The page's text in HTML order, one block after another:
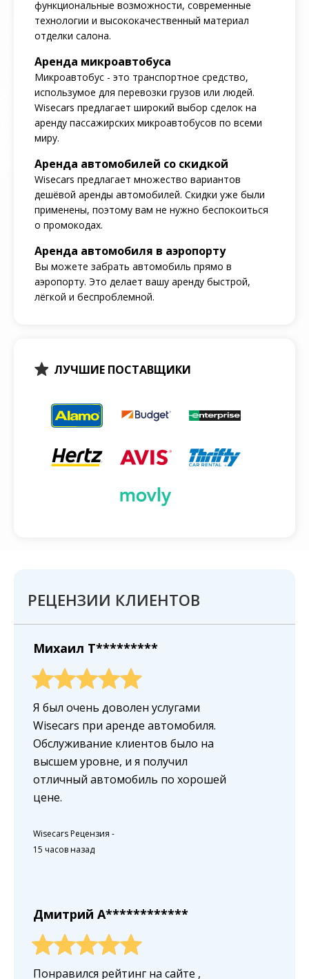
функциональные возможности, современные
технологии и высококачественный материал
отделки салона.
Аренда микроавтобуса
Микроавтобус - это транспортное средство,
использумое для перевозки грузов или людей.
Wisecars предлагает широкий выбор сделок на
аренду пассажирских микроавтобусов по всеми
миру.
Аренда автомобилей со скидкой
Wisecars предлагает множество вариантов
дешёвой аренды автомобилей. Скидки уже были
применены, поэтому вам не нужно беспокоиться
о промокодах.
Аренда автомобиля в аэропорту
Вы можете забрать автомобиль прямо в
аэропорту. Это делает вашу аренду быстрой,
лёгкой и беспроблемной.
ЛУЧШИЕ ПОСТАВЩИКИ
РЕЦЕНЗИИ КЛИЕНТОВ
Михаил T*********
Я был очень доволен услугами
Wisecars при аренде автомобиля.
Обслуживание клиентов было на
высшем уровне, и я получил
отличный автомобиль по хорошей
цене.
Wisecars Рецензия -
15 часов назад
Дмитрий A************
Понравился рейтинг на сайте ,